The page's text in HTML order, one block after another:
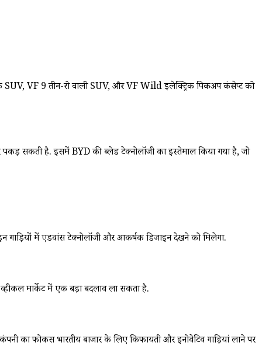
SUV, VF 9 तीन-रो वाली SUV, और VF Wild इलेक्ट्रिक पिकअप कंसेप्ट को
सकती है. इसमें BYD की ब्लेड टेक्नोलॉजी का इस्तेमाल किया गया है, जो
में एडवांस टेक्नोलॉजी और आकर्षक डिजाइन देखने को मिलेगा.
मार्केट में एक बड़ा बदलाव ला सकता है.
फोकस भारतीय बाजार के लिए किफायती और इनोवेटिव गाड़ियां लाने पर